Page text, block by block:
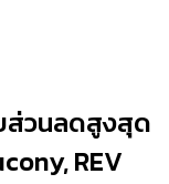
ส่วนลดสูงสุด
REV